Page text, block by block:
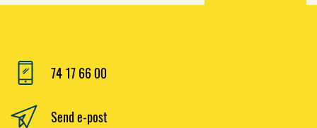
74 17 66 00
Send e-post